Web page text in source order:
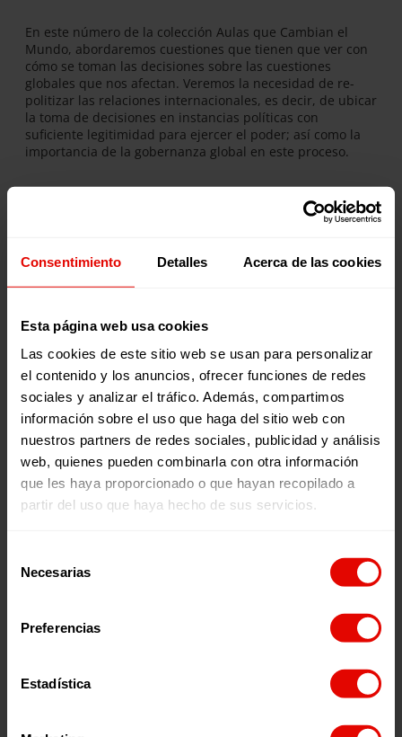
Consentimiento Detalles Acerca de las cookies
Esta página web usa cookies
Las cookies de este sitio web se usan para personalizar
el contenido y los anuncios, ofrecer funciones de redes
sociales y analizar el tráfico. Además, compartimos
información sobre el uso que haga del sitio web con
nuestros partners de redes sociales, publicidad y análisis
web, quienes pueden combinarla con otra información
que les haya proporcionado o que hayan recopilado a
partir del uso que haya hecho de sus servicios.
Necesarias
Preferencias
Estadística
En este número de la colección Aulas que Cambian el
Mundo, abordaremos cuestiones que tienen que ver con
cómo se toman las decisiones sobre las cuestiones
globales que nos afectan. Veremos la necesidad de re-
politizar las relaciones internacionales, es decir, de ubicar
la toma de decisiones en instancias políticas con
suficiente legitimidad para ejercer el poder; así como la
importancia de la gobernanza global en este proceso.
Publicaciones relacionadas:
Memorias
INFORME ANUAL
ENTRECULTURAS 2025
Revista trimestral
REVISTA TRIMESTRAL
101
¿Quieres recibir información?